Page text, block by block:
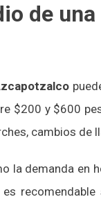
de
$200 y $600
cambios de
la demanda en